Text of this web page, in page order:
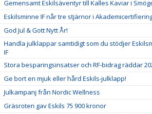
Gemensamt Eskilsäventyr till Kalles Kaviar i
Eskilsminne IF når tre stjärnor i
God Jul & Gott Nytt År!
Handla julklappar samtidigt som du stödjer
IF
Stora besparingsinsatser och RF-bidrag räddar
Ge bort en mjuk eller hård Eskils-julklapp!
Julkampanj från Nordic Wellness
Gräsroten gav Eskils 75 900 kronor